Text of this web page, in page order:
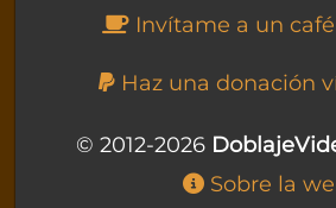
Invítame a un
Haz una donación
© 2012-2026
Sobre la